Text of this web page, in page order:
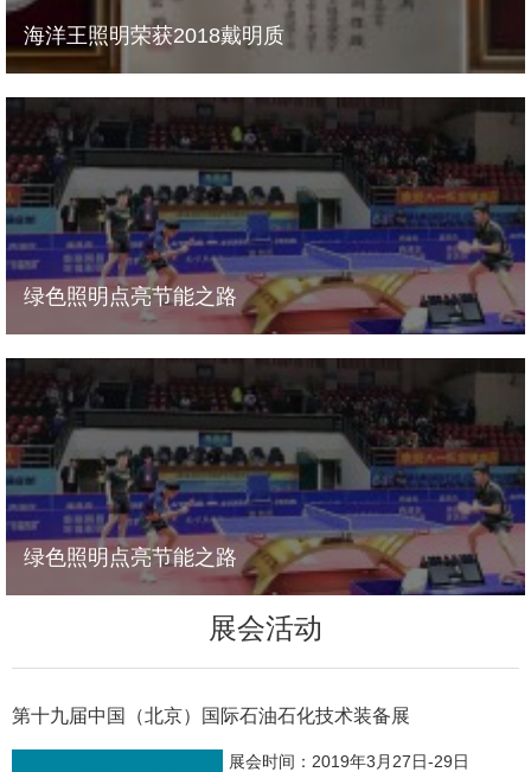
海洋王照明荣获2018戴明质
海洋王照明荣获2018戴明质量奖 11月14日，2018年戴明质量奖颁
绿色照明点亮节能之路
海洋王照明点亮中国乒乓球超级联赛 2018年10月10日，2018-
绿色照明点亮节能之路
海洋王照明点亮中国乒乓球超级联赛 2018年10月10日，2018-
2019年中国乒乓球超级联赛在南昌铁路
展会活动
第十九届中国（北京）国际石油石化技术装备展
展会时间：2019年3月27日-29日